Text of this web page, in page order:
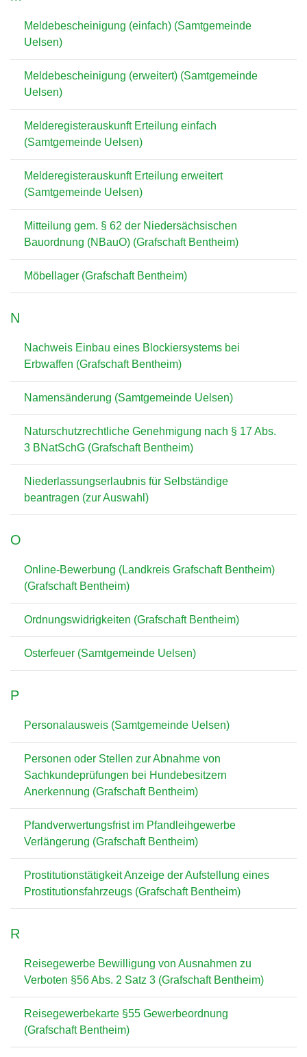
Meldebescheinigung (einfach) (Samtgemeinde
Uelsen)
Meldebescheinigung (erweitert) (Samtgemeinde
Uelsen)
Melderegisterauskunft Erteilung einfach
(Samtgemeinde Uelsen)
Melderegisterauskunft Erteilung erweitert
(Samtgemeinde Uelsen)
Mitteilung gem. § 62 der Niedersächsischen
Bauordnung (NBauO) (Grafschaft Bentheim)
Möbellager (Grafschaft Bentheim)
N
Nachweis Einbau eines Blockiersystems bei
Erbwaffen (Grafschaft Bentheim)
Namensänderung (Samtgemeinde Uelsen)
Naturschutzrechtliche Genehmigung nach § 17 Abs.
3 BNatSchG (Grafschaft Bentheim)
Niederlassungserlaubnis für Selbständige
beantragen (zur Auswahl)
O
Online-Bewerbung (Landkreis Grafschaft Bentheim)
(Grafschaft Bentheim)
Ordnungswidrigkeiten (Grafschaft Bentheim)
Osterfeuer (Samtgemeinde Uelsen)
P
Personalausweis (Samtgemeinde Uelsen)
Personen oder Stellen zur Abnahme von
Sachkundeprüfungen bei Hundebesitzern
Anerkennung (Grafschaft Bentheim)
Pfandverwertungsfrist im Pfandleihgewerbe
Verlängerung (Grafschaft Bentheim)
Prostitutionstätigkeit Anzeige der Aufstellung eines
Prostitutionsfahrzeugs (Grafschaft Bentheim)
R
Reisegewerbe Bewilligung von Ausnahmen zu
Verboten §56 Abs. 2 Satz 3 (Grafschaft Bentheim)
Reisegewerbekarte §55 Gewerbeordnung
(Grafschaft Bentheim)